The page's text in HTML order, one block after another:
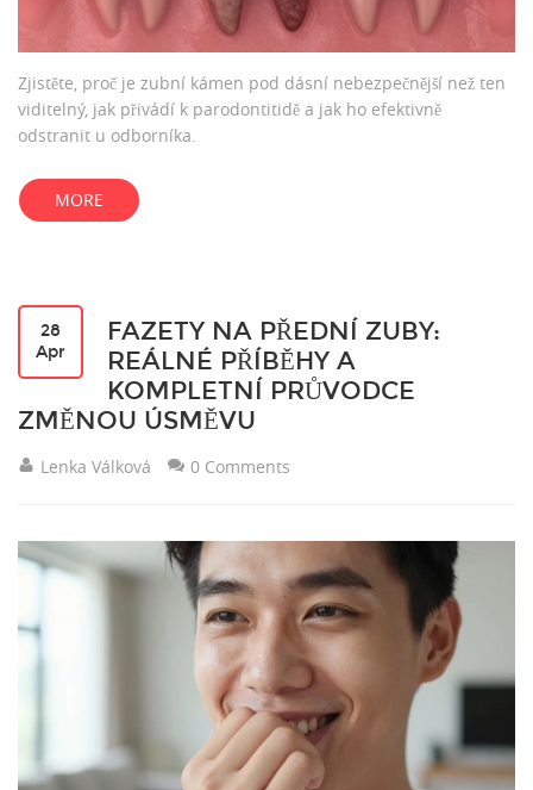
Zjistěte, proč je zubní kámen pod dásní nebezpečnější než ten
viditelný, jak přivádí k parodontitidě a jak ho efektivně
odstranit u odborníka.
MORE
28
Apr
FAZETY NA PŘEDNÍ ZUBY:
REÁLNÉ PŘÍBĚHY A
KOMPLETNÍ PRŮVODCE
ZMĚNOU ÚSMĚVU
Lenka Válková 0 Comments